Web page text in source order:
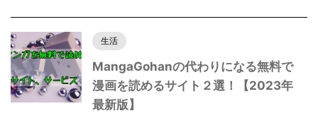
生活
MangaGohanの代わりになる無料で
漫画を読めるサイト２選！【2023年
最新版】